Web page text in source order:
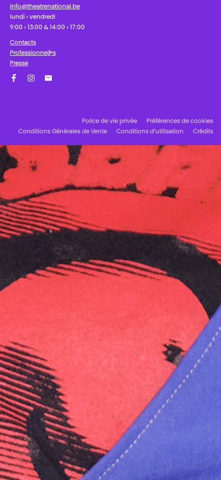
info@theatrenational.be
lundi › vendredi
9:00 › 13:00 & 14:00 › 17:00
Contacts
Professionnel·les
Presse
Police de vie privée
Préférences de cookies
Conditions Générales de Vente
Conditions d’utilisation Crédits